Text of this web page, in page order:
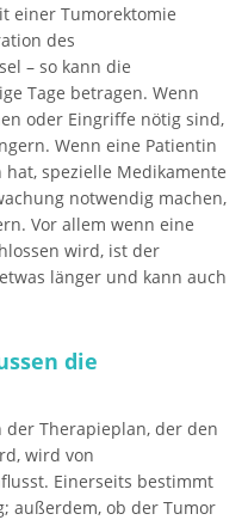
einer Tumorektomie
des
– so kann die
Tage betragen. Wenn
oder Eingriffe nötig sind,
Wenn eine Patientin
spezielle Medikamente
notwendig machen,
Vor allem wenn eine
wird, ist der
länger und kann auch
die
Therapieplan, der den
wird von
Einerseits bestimmt
außerdem, ob der Tumor